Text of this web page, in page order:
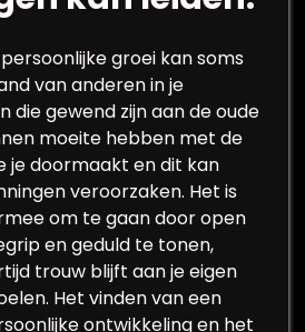
groei kan soms
van anderen in je
die gewend zijn aan de oude
moeite hebben met de
je doormaakt en dit kan
veroorzaken. Het is
om te gaan door open
en geduld te tonen,
trouw blijft aan je eigen
Het vinden van een
ontwikkeling en het